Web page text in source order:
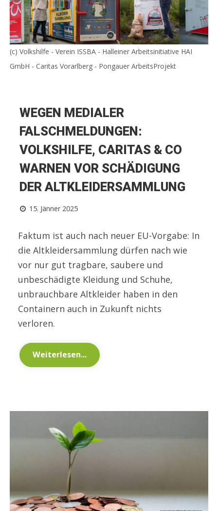
(c) Volkshilfe - Verein ISSBA - Halleiner Arbeitsinitiative HAI
GmbH - Caritas Vorarlberg - Pongauer ArbeitsProjekt
WEGEN MEDIALER
FALSCHMELDUNGEN:
VOLKSHILFE, CARITAS & CO
WARNEN VOR SCHÄDIGUNG
DER ALTKLEIDERSAMMLUNG
15. Jänner 2025
Faktum ist auch nach neuer EU-Vorgabe: In
die Altkleidersammlung dürfen nach wie
vor nur gut tragbare, saubere und
unbeschädigte Kleidung und Schuhe,
unbrauchbare Altkleider haben in den
Containern auch in Zukunft nichts
verloren.
Weiterlesen...